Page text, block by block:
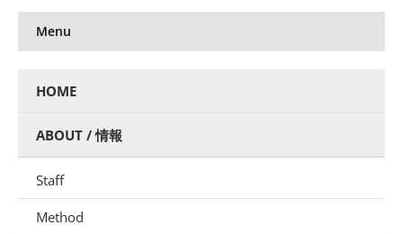
Menu
HOME
ABOUT / 情報
Staff
Method